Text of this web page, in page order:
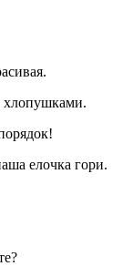
хлопушками.
елочка гори.